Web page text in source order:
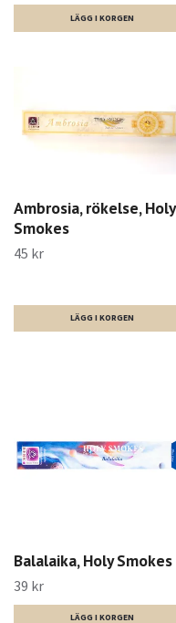
Ambrosia, rökelse, Holy
Smokes
45 kr
Balalaika, Holy Smokes
39 kr